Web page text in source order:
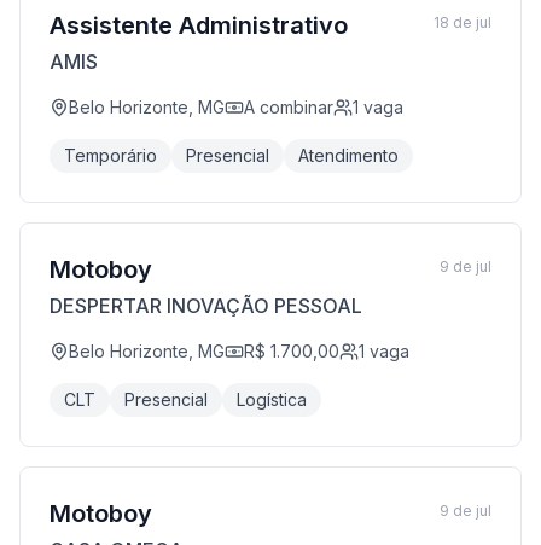
Assistente Administrativo
AMIS
Belo Horizonte, MG A combinar 1 vaga
Temporário Presencial Atendimento
18 de jul
Motoboy
DESPERTAR INOVAÇÃO PESSOAL
Belo Horizonte, MG R$ 1.700,00 1 vaga
CLT Presencial Logística
9 de jul
Motoboy 9 de jul